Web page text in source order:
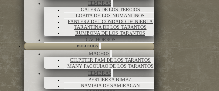
HEMBRAS
GALERA DE LOS TERCIOS
LOBITA DE LOS NUMANTINOS
PANTERA DEL CONDADO DE NIEBLA
TARANTINA DE LOS TARANTOS
RUMBONA DE LOS TARANTOS
CACHORROS
BULLDOGS
MACHOS
CH.PETER PAM DE LOS TARANTOS
MANY PACQUIAO DE LOS TARANTOS
HEMBRAS
PERTIERRA BIMBA
NAMIBIA DE SAMIRACAN